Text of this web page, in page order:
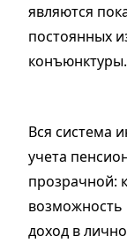
являются
постоянных
конъюнктуры.
Вся система
учета
прозрачной:
возможность
доход в